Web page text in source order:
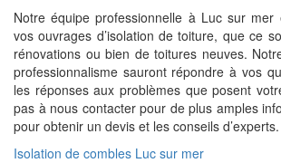
Notre équipe professionnelle à Luc sur mer
vos ouvrages d’isolation de toiture, que ce
rénovations ou bien de toitures neuves.
professionnalisme sauront répondre à vos
les réponses aux problèmes que posent
pas à nous contacter pour de plus amples
pour obtenir un devis et les conseils d’experts.
Isolation de combles Luc sur mer